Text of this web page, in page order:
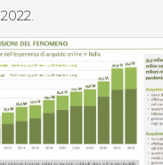
2022.